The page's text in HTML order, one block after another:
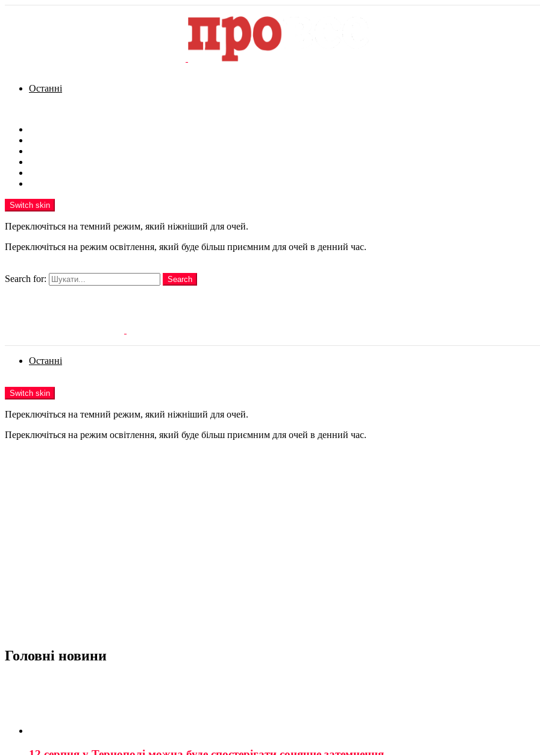
Останні
Switch skin
Переключіться на темний режим, який ніжніший для очей.
Переключіться на режим освітлення, який буде більш приємним для очей в денний час.
Search for:
Search
Останні
Switch skin
Переключіться на темний режим, який ніжніший для очей.
Переключіться на режим освітлення, який буде більш приємним для очей в денний час.
Головні новини